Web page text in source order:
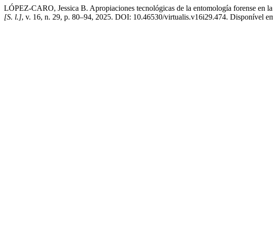
LÓPEZ-CARO, Jessica B. Apropiaciones tecnológicas de la entomología forense en
[S. l.], v. 16, n. 29, p. 80–94, 2025. DOI: 10.46530/virtualis.v16i29.474. Disponível